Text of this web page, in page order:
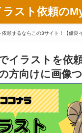
ラスト依頼の
依頼するならこの3サイト！【優良
イラストを依
方向けに画像